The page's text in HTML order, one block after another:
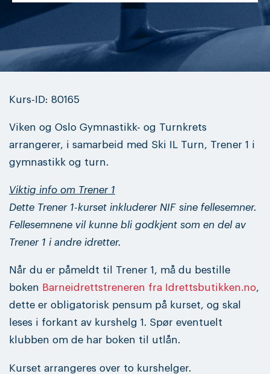
Kurs-ID: 80165
Viken og Oslo Gymnastikk- og Turnkrets
arrangerer, i samarbeid med Ski IL Turn, Trener 1 i
gymnastikk og turn.
Viktig info om Trener 1
Dette Trener 1-kurset inkluderer NIF sine fellesemner.
Fellesemnene vil kunne bli godkjent som en del av
Trener 1 i andre idretter.
Når du er påmeldt til Trener 1, må du bestille
boken Barneidrettstreneren fra Idrettsbutikken.no,
dette er obligatorisk pensum på kurset, og skal
leses i forkant av kurshelg 1. Spør eventuelt
klubben om de har boken til utlån.
Kurset arrangeres over to kurshelger.